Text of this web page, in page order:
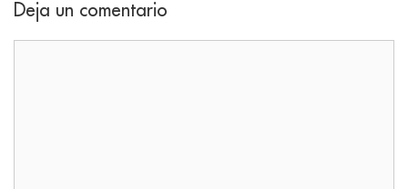
Deja un comentario